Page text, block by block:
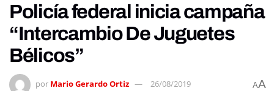
Policía federal inicia campaña
“Intercambio De Juguetes
Bélicos”
por Mario Gerardo Ortiz 26/08/2019 AA